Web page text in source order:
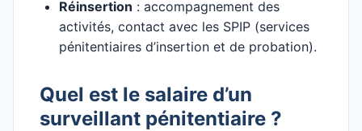
Réinsertion : accompagnement des
activités, contact avec les SPIP (services
pénitentiaires d’insertion et de probation).
Quel est le salaire d’un
surveillant pénitentiaire ?